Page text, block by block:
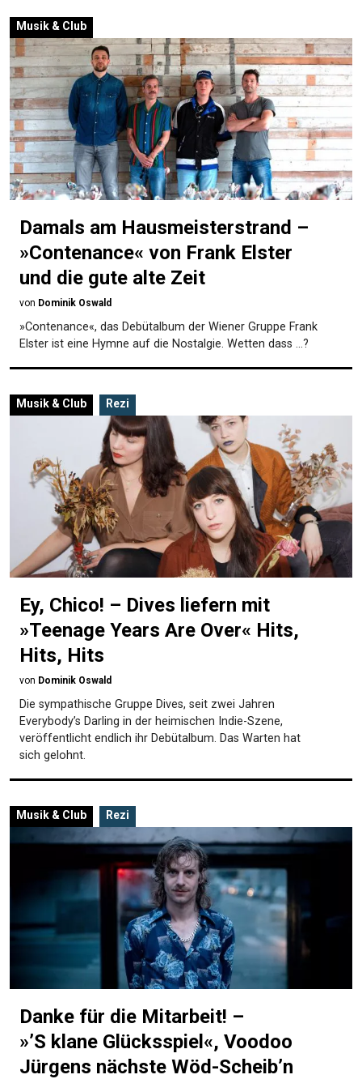
Musik & Club
Damals am Hausmeisterstrand –
»Contenance« von Frank Elster
und die gute alte Zeit
von Dominik Oswald
»Contenance«, das Debütalbum der Wiener Gruppe Frank
Elster ist eine Hymne auf die Nostalgie. Wetten dass …?
Musik & Club Rezi
Ey, Chico! – Dives liefern mit
»Teenage Years Are Over« Hits,
Hits, Hits
von Dominik Oswald
Die sympathische Gruppe Dives, seit zwei Jahren
Everybody’s Darling in der heimischen Indie-Szene,
veröffentlicht endlich ihr Debütalbum. Das Warten hat
sich gelohnt.
Musik & Club Rezi
Danke für die Mitarbeit! –
»’S klane Glücksspiel«, Voodoo
Jürgens nächste Wöd-Scheib’n